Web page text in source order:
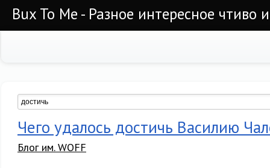
Bux To Me - Разное интересное чтиво
Чего удалось достичь Василию
Блог им. WOFF